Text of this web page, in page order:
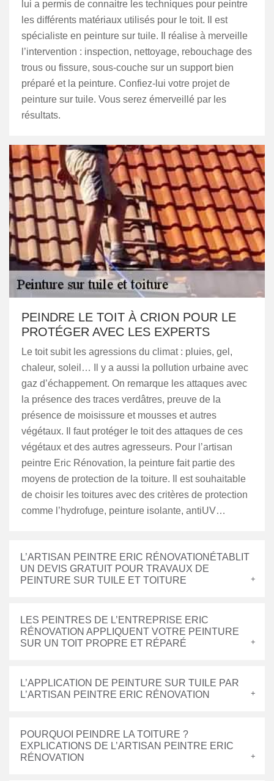
lui a permis de connaitre les techniques pour peintre
les différents matériaux utilisés pour le toit. Il est
spécialiste en peinture sur tuile. Il réalise à merveille
l’intervention : inspection, nettoyage, rebouchage des
trous ou fissure, sous-couche sur un support bien
préparé et la peinture. Confiez-lui votre projet de
peinture sur tuile. Vous serez émerveillé par les
résultats.
PEINDRE LE TOIT À CRION POUR LE
PROTÉGER AVEC LES EXPERTS
Le toit subit les agressions du climat : pluies, gel,
chaleur, soleil… Il y a aussi la pollution urbaine avec
gaz d’échappement. On remarque les attaques avec
la présence des traces verdâtres, preuve de la
présence de moisissure et mousses et autres
végétaux. Il faut protéger le toit des attaques de ces
végétaux et des autres agresseurs. Pour l’artisan
peintre Eric Rénovation, la peinture fait partie des
moyens de protection de la toiture. Il est souhaitable
de choisir les toitures avec des critères de protection
comme l’hydrofuge, peinture isolante, antiUV…
L’ARTISAN PEINTRE ERIC RÉNOVATIONÉTABLIT
UN DEVIS GRATUIT POUR TRAVAUX DE
PEINTURE SUR TUILE ET TOITURE
LES PEINTRES DE L’ENTREPRISE ERIC
RÉNOVATION APPLIQUENT VOTRE PEINTURE
SUR UN TOIT PROPRE ET RÉPARÉ
L’APPLICATION DE PEINTURE SUR TUILE PAR
L’ARTISAN PEINTRE ERIC RÉNOVATION
POURQUOI PEINDRE LA TOITURE ?
EXPLICATIONS DE L’ARTISAN PEINTRE ERIC
RÉNOVATION